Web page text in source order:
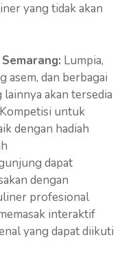
yang tidak akan
Lumpia,
asem, dan berbagai
akan tersedia
Kompetisi untuk
dengan hadiah
dapat
dengan
profesional
interaktif
yang dapat diikuti